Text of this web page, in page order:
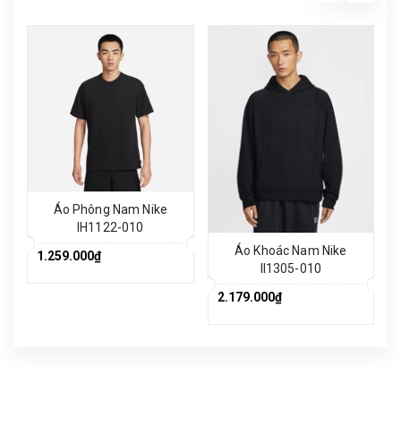
Áo Phông Nam Nike
IH1122-010
1.259.000₫
Áo Khoác Nam Nike
II1305-010
2.179.000₫